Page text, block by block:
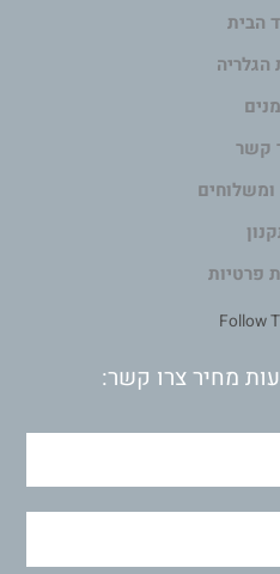
הבית
הגלריה
קשר
פרטיות
מחיר צרו קשר: